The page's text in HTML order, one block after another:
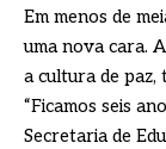
Em menos de
uma nova cara.
a cultura de paz,
“Ficamos seis
Secretaria de